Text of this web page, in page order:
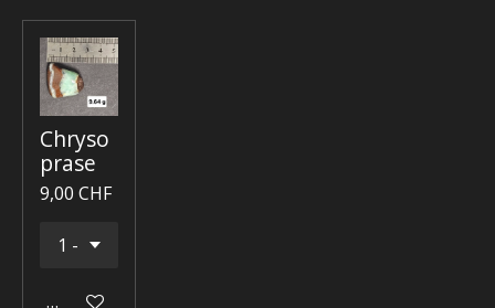
Chryso
prase
9,00 CHF
Ajouter au panier